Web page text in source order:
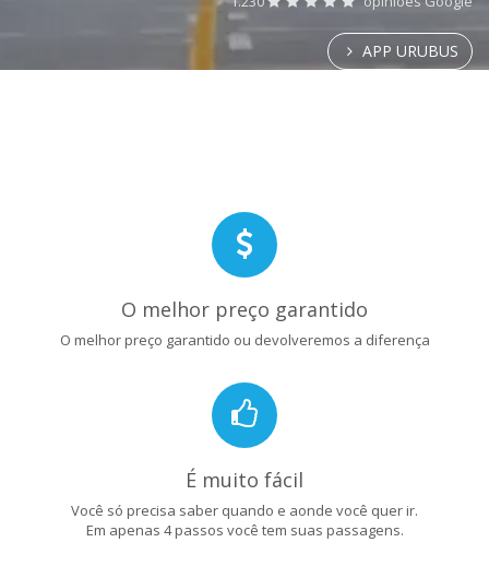
APP URUBUS
O melhor preço garantido
O melhor preço garantido ou devolveremos a diferença
É muito fácil
Você só precisa saber quando e aonde você quer ir.
Em apenas 4 passos você tem suas passagens.